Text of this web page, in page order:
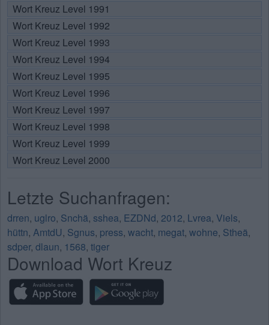
Wort Kreuz Level 1991
Wort Kreuz Level 1992
Wort Kreuz Level 1993
Wort Kreuz Level 1994
Wort Kreuz Level 1995
Wort Kreuz Level 1996
Wort Kreuz Level 1997
Wort Kreuz Level 1998
Wort Kreuz Level 1999
Wort Kreuz Level 2000
Letzte Suchanfragen:
drren, uglro, Snchä, sshea, EZDNd, 2012, Lvrea, Viels,
hüttn, AmtdU, Sgnus, press, wacht, megat, wohne, Stheä,
sdper, dlaun, 1568, tiger
Download Wort Kreuz